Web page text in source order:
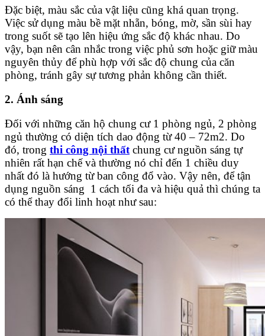
Đặc biệt, màu sắc của vật liệu cũng khá quan trọng.
Việc sử dụng màu bề mặt nhẵn, bóng, mờ, sần sùi hay
trong suốt sẽ tạo lên hiệu ứng sắc độ khác nhau. Do
vậy, bạn nên cân nhắc trong việc phủ sơn hoặc giữ màu
nguyên thủy để phù hợp với sắc độ chung của căn
phòng, tránh gây sự tương phản không cần thiết.
2. Ánh sáng
Đối với những căn hộ chung cư 1 phòng ngủ, 2 phòng
ngủ thường có diện tích dao động từ 40 – 72m2. Do
đó, trong thi công nội thất chung cư nguồn sáng tự
nhiên rất hạn chế và thường nó chỉ đến 1 chiều duy
nhất đó là hướng từ ban công đổ vào. Vậy nên, để tận
dụng nguồn sáng 1 cách tối đa và hiệu quả thì chúng ta
có thể thay đổi linh hoạt như sau: